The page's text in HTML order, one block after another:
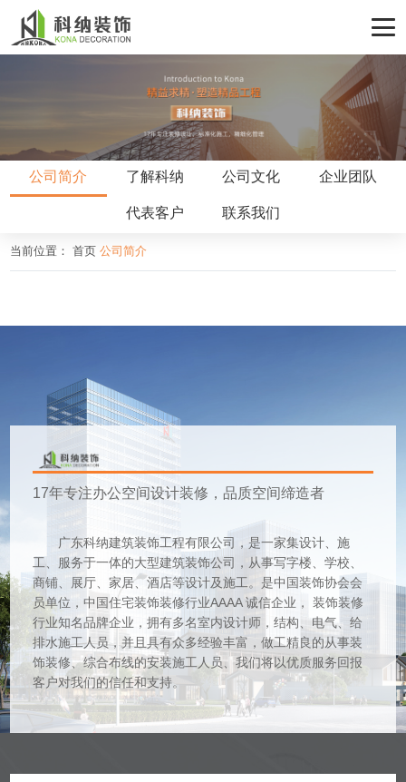
公司简介 了解科纳 公司文化 企业团队
代表客户 联系我们
当前位置：首页 公司简介
17年专注办公空间设计装修，品质空间缔造者
广东科纳建筑装饰工程有限公司，是一家集设计、施
工、服务于一体的大型建筑装饰公司，从事写字楼、学校、
商铺、展厅、家居、酒店等设计及施工。是中国装饰协会会
员单位，中国住宅装饰装修行业AAAA 诚信企业， 装饰装修
行业知名品牌企业，拥有多名室内设计师，结构、电气、给
排水施工人员，并且具有众多经验丰富，做工精良的从事装
饰装修、综合布线的安装施工人员、我们将以优质服务回报
客户对我们的信任和支持。